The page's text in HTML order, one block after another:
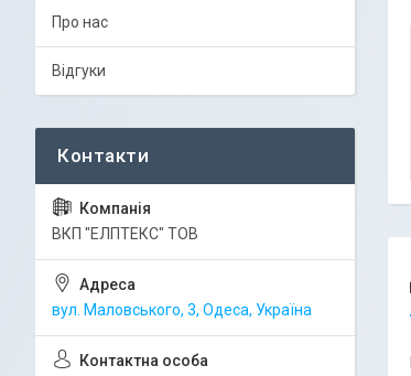
Про нас
Відгуки
ВКП "ЕЛПТЕКС" ТОВ
вул. Маловського, 3, Одеса, Україна